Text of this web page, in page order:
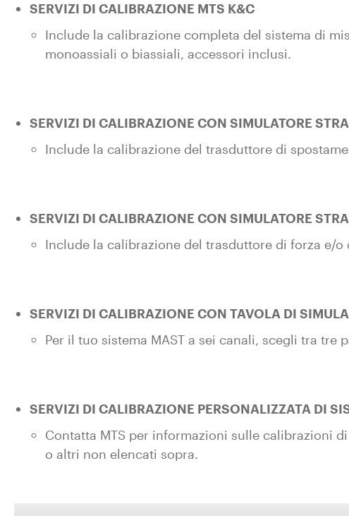
SERVIZI DI CALIBRAZIONE MTS K&C
Include la calibrazione completa del sistema di
monoassiali o biassiali, accessori inclusi.
SERVIZI DI CALIBRAZIONE CON SIMULATORE
Include la calibrazione del trasduttore di
SERVIZI DI CALIBRAZIONE CON SIMULATORE
Include la calibrazione del trasduttore di forza e/
SERVIZI DI CALIBRAZIONE CON TAVOLA DI
Per il tuo sistema MAST a sei canali, scegli tra
SERVIZI DI CALIBRAZIONE PERSONALIZZATA DI
Contatta MTS per informazioni sulle calibrazioni
o altri non elencati sopra.